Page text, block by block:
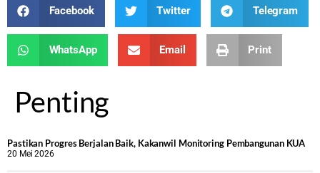
Facebook Twitter Telegram
WhatsApp Email Print
Penting
Pastikan Progres Berjalan Baik, Kakanwil Monitoring Pembangunan KUA
20 Mei 2026